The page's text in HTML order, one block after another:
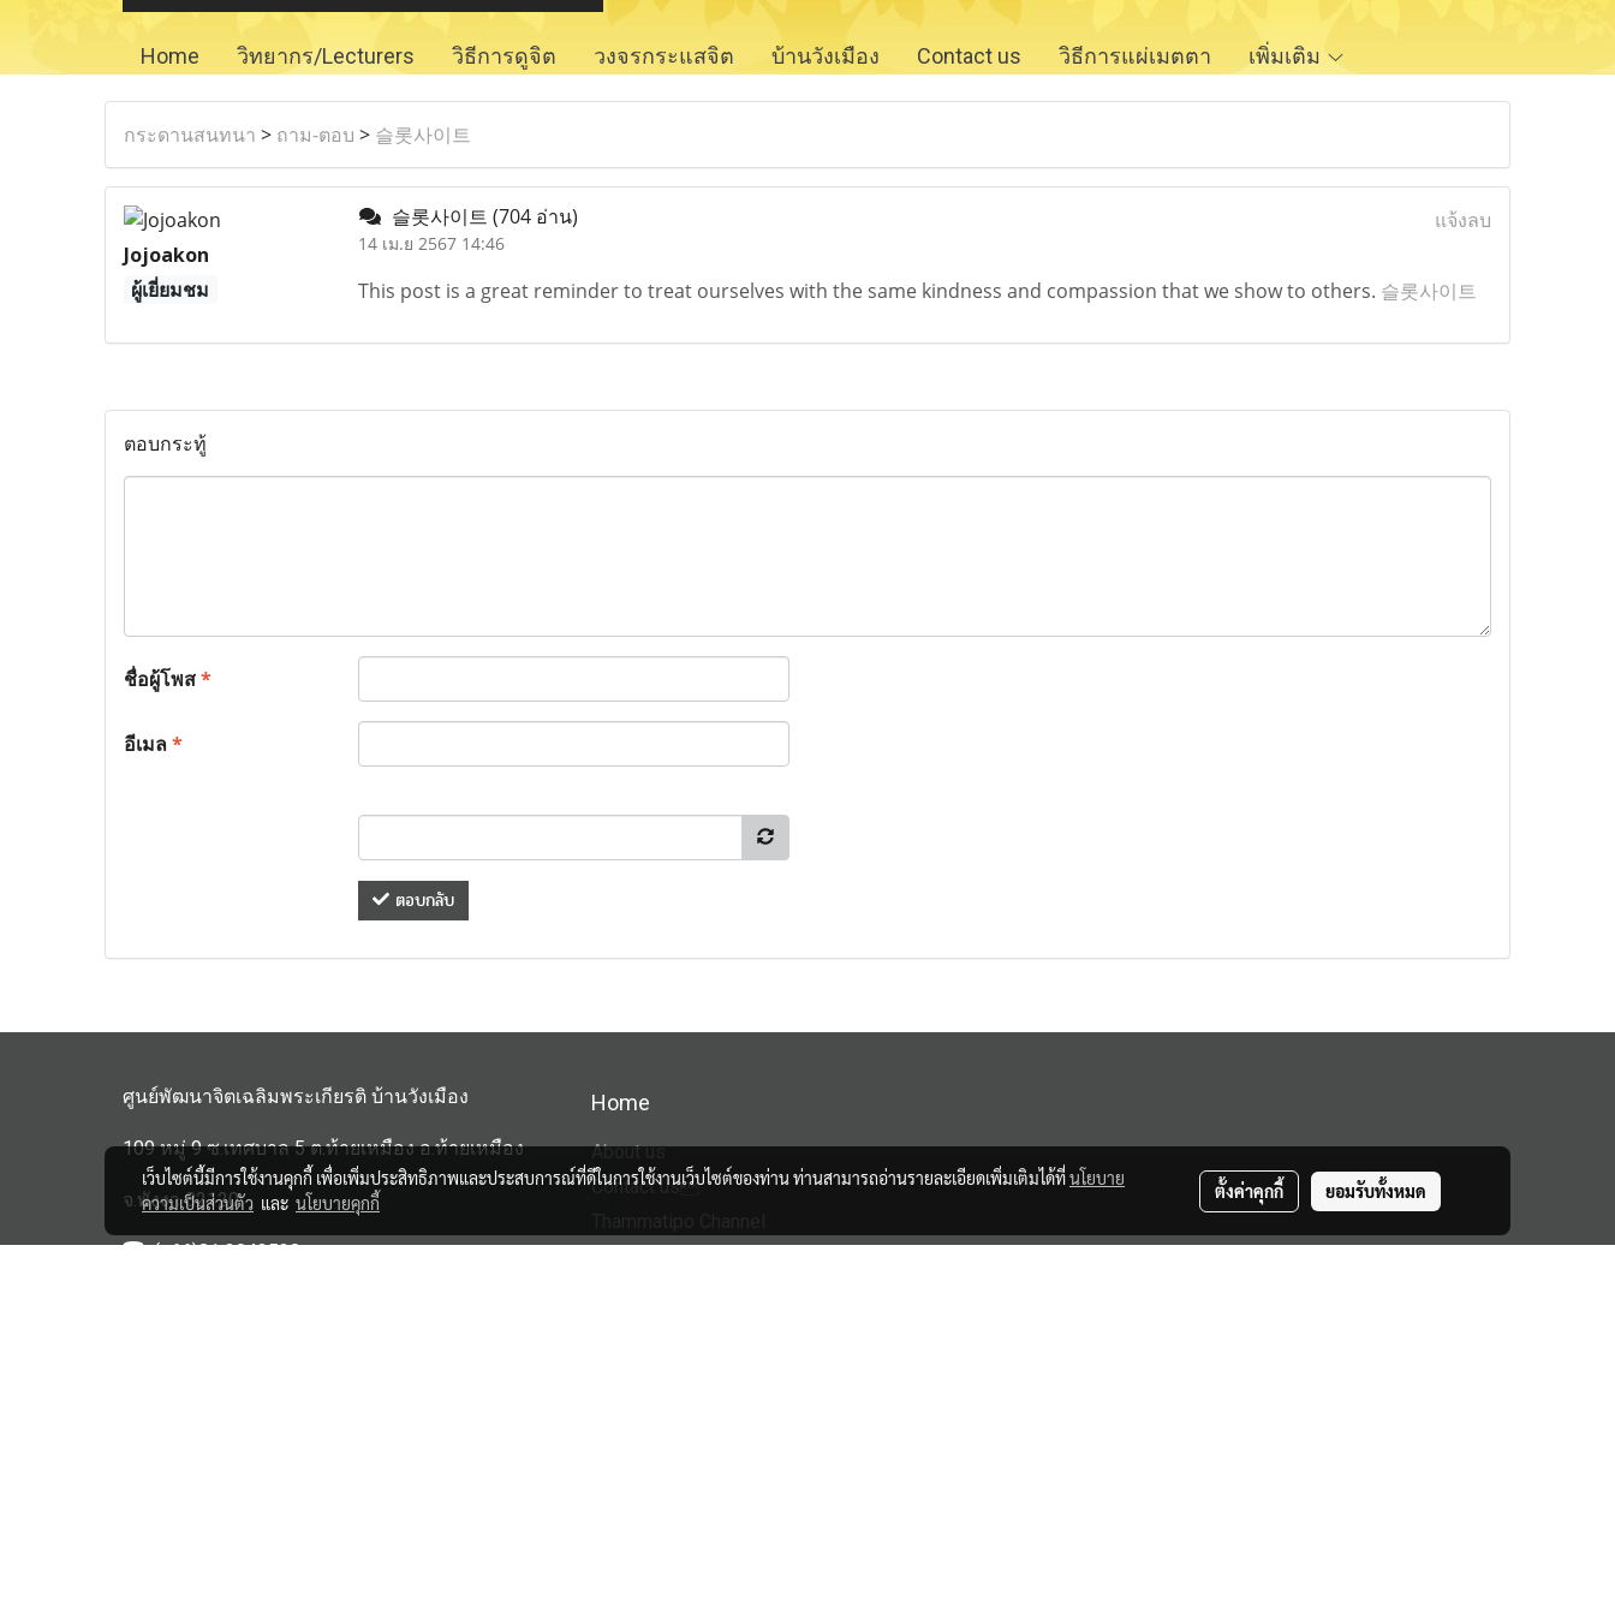
Home วิทยากร/Lecturers วิธีการดูจิต วงจรกระแสจิต บ้านวังเมือง Contact us วิธีการแผ่เมตตา เพิ่มเติม
กระดานสนทนา > ถาม-ตอบ > 슬롯사이트
Jojoakon
ผู้เยี่ยมชม
슬롯사이트 (704 อ่าน)
14 เม.ย 2567 14:46
แจ้งลบ
This post is a great reminder to treat ourselves with the same kindness and compassion that we show to others. 슬롯사이트
ตอบกระทู้
ชื่อผู้โพส*
อีเมล*
ตอบกลับ
ศูนย์พัฒนาจิตเฉลิมพระเกียรติ บ้านวังเมือง
109 หมู่ 9 ซ.เทศบาล 5 ต.ท้ายเหมือง อ.ท้ายเหมือง
จ.พังงา 82120
(+66)81 3043528
Home
About us
Contact us
เว็บไซต์นี้มีการใช้งานคุกกี้ เพื่อเพิ่มประสิทธิภาพและประสบการณ์ที่ดีในการใช้งานเว็บไซต์ของท่าน ท่านสามารถอ่านรายละเอียดเพิ่มเติมได้ที่นโยบาย
ความเป็นส่วนตัว และ นโยบายคุกกี้
ตั้งค่าคุกกี้ ยอมรับทั้งหมด